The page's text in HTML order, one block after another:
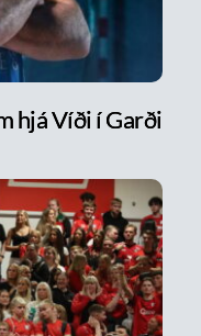
hjá Víði í Garði